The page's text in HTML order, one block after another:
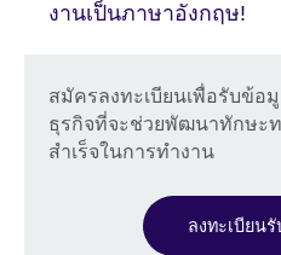
งานเป็นภาษาอังกฤษ!
สมัครลงทะเบียนเพื่อรับข้อ
ธุรกิจที่จะช่วยพัฒนาทักษะ
สำเร็จในการทำงาน
ลงทะเบียน